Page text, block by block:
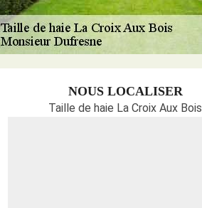
NOUS LOCALISER
Taille de haie La Croix Aux Bois